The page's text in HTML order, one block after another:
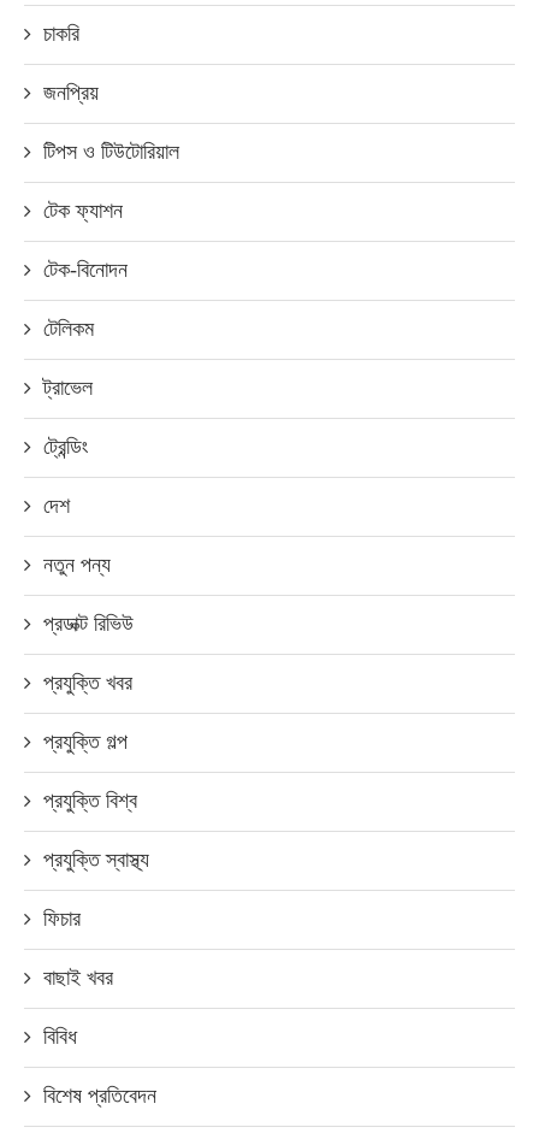
চাকরি
জনপ্রিয়
টিপস ও টিউটোরিয়াল
টেক ফ্যাশন
টেক-বিনোদন
টেলিকম
ট্রাভেল
ট্রেন্ডিং
দেশ
নতুন পন্য
প্রডাক্ট রিভিউ
প্রযুক্তি খবর
প্রযুক্তি গল্প
প্রযুক্তি বিশ্ব
প্রযুক্তি স্বাস্থ্য
ফিচার
বাছাই খবর
বিবিধ
বিশেষ প্রতিবেদন